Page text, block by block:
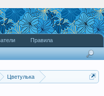
Цветулька
Правила